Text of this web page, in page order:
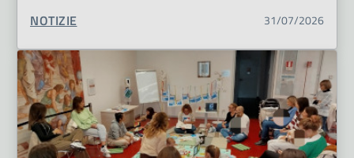
TIPO CONTENUTO:
NOTIZIE 31/07/2026